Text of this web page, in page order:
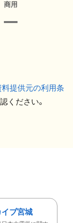
商用
料提供元の利用条
ください。
ブ宮城